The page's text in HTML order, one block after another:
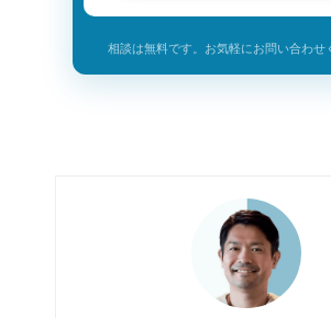
相談は無料です。お気軽にお問い合わせ